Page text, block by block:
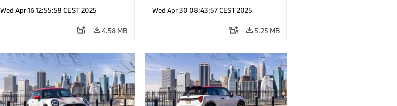
Wed Apr 16 12:55:58 CEST 2025
4.58 MB
Wed Apr 30 08:43:57 CEST 2025
5.25 MB